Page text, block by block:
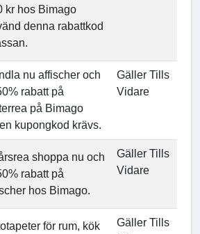
kr hos Bimago
denna rabattkod
nu affischer och
rabatt på
på Bimago
kupongkod krävs.
Gäller Tills
Vidare
shoppa nu och
rabatt på
hos Bimago.
Gäller Tills
Vidare
för rum, kök
Gäller Tills